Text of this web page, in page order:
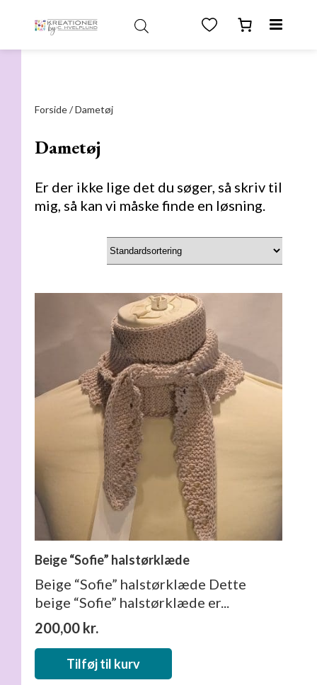
Forside/ Dametøj
Dametøj
Er der ikke lige det du søger, så skriv til
mig, så kan vi måske finde en løsning.
Beige “Sofie” halstørklæde
Beige “Sofie” halstørklæde Dette
beige “Sofie” halstørklæde er...
200,00 kr.
Tilføj til kurv